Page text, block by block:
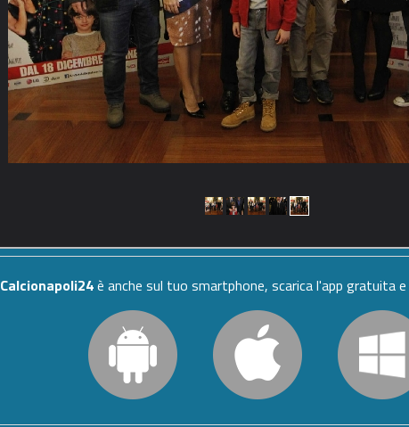
Calcionapoli24è anche sul tuo smartphone, scarica l'app gratuita